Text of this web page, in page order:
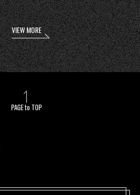
VIEW MORE
PAGE to TOP